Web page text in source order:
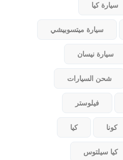
سيارة كيا
سيارة ميتسوبيشي
سيارة نيسان
شحن السيارات
فيلوستر
كونا كيا
كيا سيلتوس